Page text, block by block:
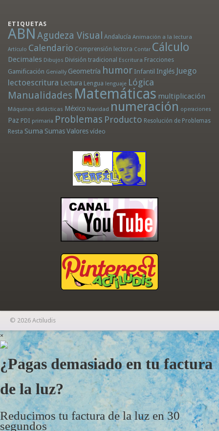
ETIQUETAS
ABN Agudeza Visual Andalucía Animación a la lectura
Artículo Calendario Comprensión lectora Contar Cálculo
Decimales Dibujos División tradicional Escritura Fracciones
Gamificación Genially Geometría humor Infantil Inglés Juego
lectoescritura Lectura Lengua lenguaje Lógica
Manualidades Matemáticas multiplicación
Máquinas didácticas México Navidad numeración operaciones
Paz PDI primaria Problemas Producto Resolución de Problemas
Resta Suma Sumas Valores vídeo
© 2026 Actiludis
×
¿Pagas demasiado en tu factura
de la luz?
Reducimos tu factura de la luz en 30
segundos